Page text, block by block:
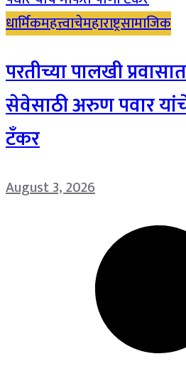
धार्मिकमहत्त्वाचेमहाराष्ट्रसामाजिक
परतीच्या पालखी
सेवेसाठी अरुण पवार
टँकर
August 3, 2026